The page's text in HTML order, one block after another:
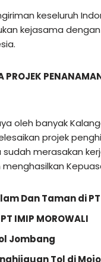
keseluruh
kejasama
PROJEK
oleh banyak
projek
sudah merasakan
Dan Taman di PT
IMIP MOROWALI
Jombang